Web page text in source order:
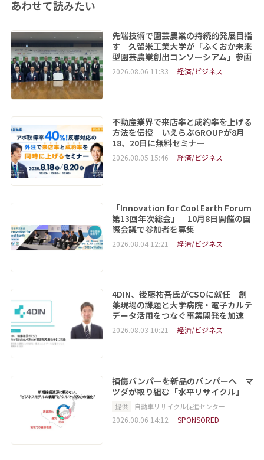
あわせて読みたい
先端技術で園芸農業の持続的発展目指
す 久留米工業大学が「ふくおか未来
型園芸農業創出コンソーシアム」参画
2026.08.06 11:33 経済/ビジネス
不動産業界で来店率と成約率を上げる
方法を伝授 いえらぶGROUPが8月
18、20日に無料セミナー
2026.08.05 15:46 経済/ビジネス
「Innovation for Cool Earth Forum
第13回年次総会」 10月8日開催の国
際会議で参加者を募集
2026.08.04 12:21 経済/ビジネス
4DIN、後藤祐吾氏がCSOに就任 創
薬現場の課題と大学病院・電子カルテ
データ活用をつなぐ事業開発を加速
2026.08.03 10:21 経済/ビジネス
損傷バンパーを新品のバンパーへ マ
ツダが取り組む「水平リサイクル」
提供 自動車リサイクル促進センター
2026.08.06 14:12 SPONSORED